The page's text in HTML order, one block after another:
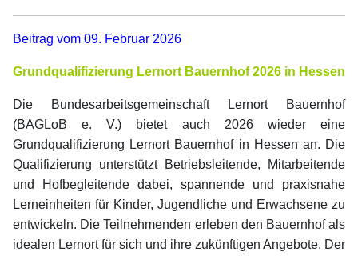
Beitrag vom 09. Februar 2026
Grundqualifizierung Lernort Bauernhof 2026 in Hessen
Die Bundesarbeitsgemeinschaft Lernort Bauernhof
(BAGLoB e. V.) bietet auch 2026 wieder eine
Grundqualifizierung Lernort Bauernhof in Hessen an. Die
Qualifizierung unterstützt Betriebsleitende, Mitarbeitende
und Hofbegleitende dabei, spannende und praxisnahe
Lerneinheiten für Kinder, Jugendliche und Erwachsene zu
entwickeln. Die Teilnehmenden erleben den Bauernhof als
idealen Lernort für sich und ihre zukünftigen Angebote. Der